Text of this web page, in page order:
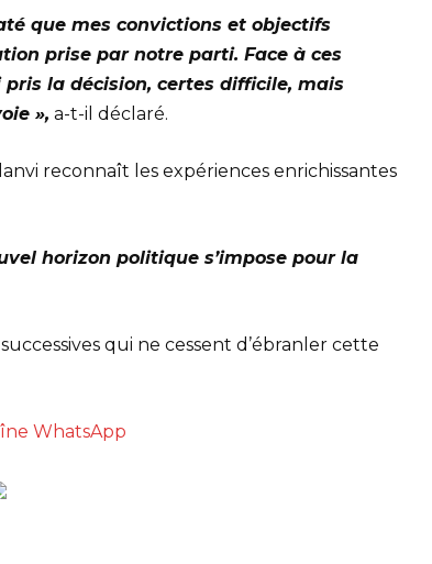
que mes convictions et objectifs
prise par notre parti. Face à ces
la décision, certes difficile, mais
», a-t-il déclaré.
reconnaît les expériences enrichissantes
horizon politique s’impose pour la
qui ne cessent d’ébranler cette
WhatsApp